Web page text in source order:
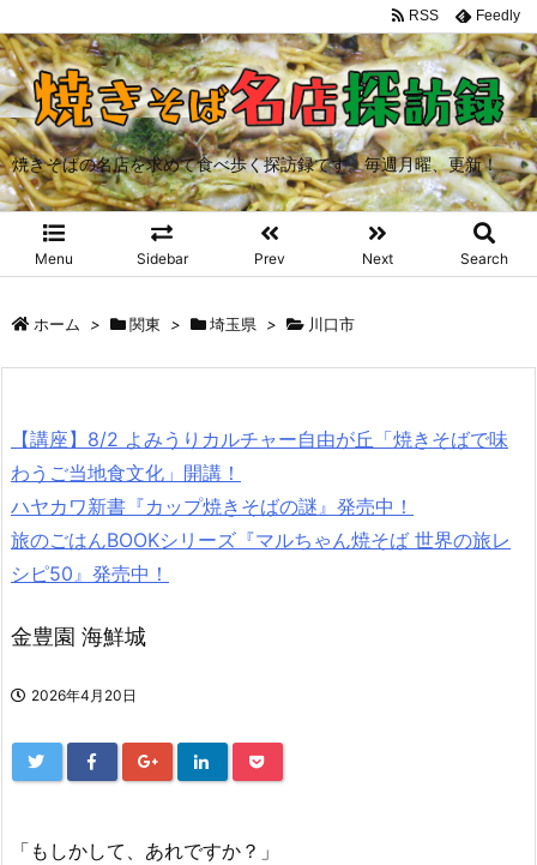
焼きそばの名店を求めて食べ歩く探訪録です。毎週月曜、更新！
Menu Sidebar Prev Next Search
RSS Feedly
ホーム > 関東 > 埼玉県 > 川口市
【講座】8/2 よみうりカルチャー自由が丘「焼きそばで味
わうご当地食文化」開講！
ハヤカワ新書『カップ焼きそばの謎』発売中！
旅のごはんBOOKシリーズ『マルちゃん焼そば 世界の旅レ
シピ50』発売中！
金豊園 海鮮城
2026年4月20日
「もしかして、あれですか？」